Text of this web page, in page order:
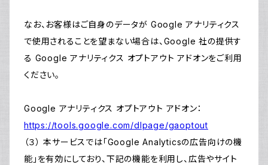
なお、お客様はご自身のデータが Google アナリティクス
で使用されることを望まない場合は、Google 社の提供す
る Google アナリティクス オプトアウト アドオンをご利用
ください。
Google アナリティクス オプトアウト アドオン：
https://tools.google.com/dlpage/gaoptout
（３） 本サービスでは「Google Analyticsの広告向けの機
能」を有効にしており、下記の機能を利用し、広告やサイト